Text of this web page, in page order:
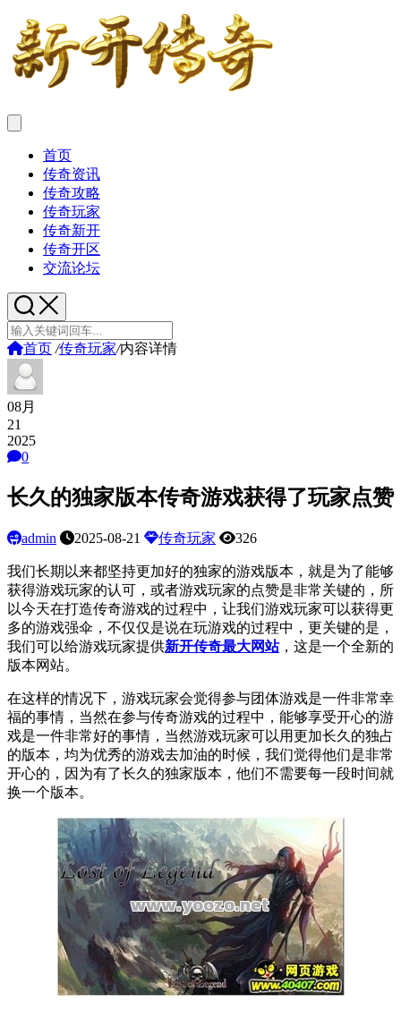
首页
传奇资讯
传奇攻略
传奇玩家
传奇新开
传奇开区
交流论坛
首页 /传奇玩家/内容详情
08月
21
2025
0
长久的独家版本传奇游戏获得了玩家点赞
admin 2025-08-21 传奇玩家 326
我们长期以来都坚持更加好的独家的游戏版本，就是为了能够
获得游戏玩家的认可，或者游戏玩家的点赞是非常关键的，所
以今天在打造传奇游戏的过程中，让我们游戏玩家可以获得更
多的游戏强伞，不仅仅是说在玩游戏的过程中，更关键的是，
我们可以给游戏玩家提供新开传奇最大网站，这是一个全新的
版本网站。
在这样的情况下，游戏玩家会觉得参与团体游戏是一件非常幸
福的事情，当然在参与传奇游戏的过程中，能够享受开心的游
戏是一件非常好的事情，当然游戏玩家可以用更加长久的独占
的版本，均为优秀的游戏去加油的时候，我们觉得他们是非常
开心的，因为有了长久的独家版本，他们不需要每一段时间就
换一个版本。